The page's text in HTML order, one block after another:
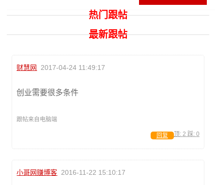
热门跟帖
最新跟帖
财慧网 2017-04-24 11:49:17
创业需要很多条件
跟帖来自电脑端
顶: 2 踩: 0
回复
小哥网赚博客 2016-11-22 15:10:17